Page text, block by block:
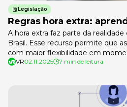
Legislação
Regras hora extra:
A hora extra faz parte da
Brasil. Esse recurso permite que
com maior flexibilidade em
elevada, enquanto as pessoas
critérios de pagamento, os […]
VR02.11.2025 7 min de leitura